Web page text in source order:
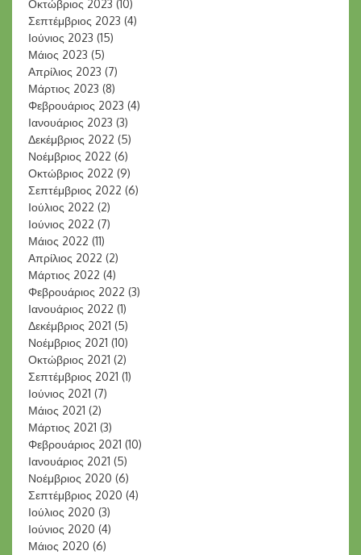
Οκτώβριος 2023 (10)
Σεπτέμβριος 2023 (4)
Ιούνιος 2023 (15)
Μάιος 2023 (5)
Απρίλιος 2023 (7)
Μάρτιος 2023 (8)
Φεβρουάριος 2023 (4)
Ιανουάριος 2023 (3)
Δεκέμβριος 2022 (5)
Νοέμβριος 2022 (6)
Οκτώβριος 2022 (9)
Σεπτέμβριος 2022 (6)
Ιούλιος 2022 (2)
Ιούνιος 2022 (7)
Μάιος 2022 (11)
Απρίλιος 2022 (2)
Μάρτιος 2022 (4)
Φεβρουάριος 2022 (3)
Ιανουάριος 2022 (1)
Δεκέμβριος 2021 (5)
Νοέμβριος 2021 (10)
Οκτώβριος 2021 (2)
Σεπτέμβριος 2021 (1)
Ιούνιος 2021 (7)
Μάιος 2021 (2)
Μάρτιος 2021 (3)
Φεβρουάριος 2021 (10)
Ιανουάριος 2021 (5)
Νοέμβριος 2020 (6)
Σεπτέμβριος 2020 (4)
Ιούλιος 2020 (3)
Ιούνιος 2020 (4)
Μάιος 2020 (6)